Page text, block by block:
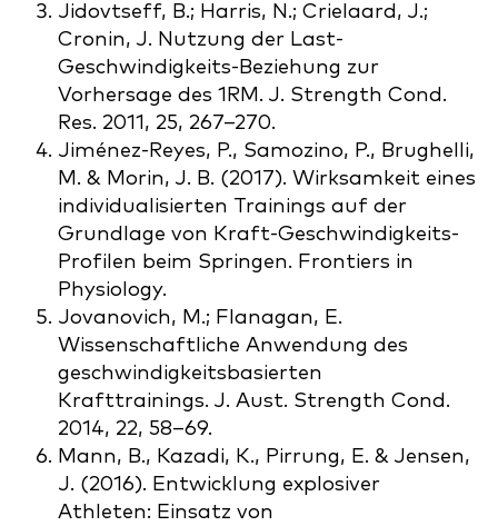
Jidovtseff, B.; Harris, N.; Crielaard, J.;
Cronin, J. Nutzung der Last-
Geschwindigkeits-Beziehung zur
Vorhersage des 1RM. J. Strength Cond.
Res. 2011, 25, 267–270.
Jiménez-Reyes, P., Samozino, P., Brughelli,
M. & Morin, J. B. (2017). Wirksamkeit eines
individualisierten Trainings auf der
Grundlage von Kraft-Geschwindigkeits-
Profilen beim Springen. Frontiers in
Physiology.
Jovanovich, M.; Flanagan, E.
Wissenschaftliche Anwendung des
geschwindigkeitsbasierten
Krafttrainings. J. Aust. Strength Cond.
2014, 22, 58–69.
Mann, B., Kazadi, K., Pirrung, E. & Jensen,
J. (2016). Entwicklung explosiver
Athleten: Einsatz von